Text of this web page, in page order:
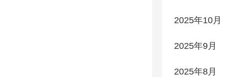
2025年10月
2025年9月
2025年8月